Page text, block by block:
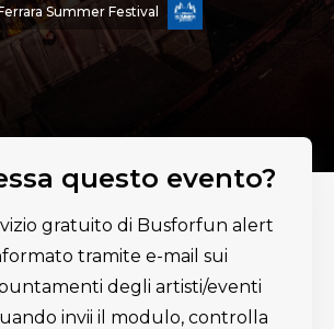
Summer Festival
questo evento?
gratuito di Busforfun alert
tramite e-mail sui
degli artisti/eventi
invii il modulo, controlla